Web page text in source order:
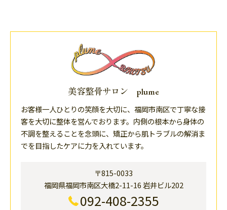
美容整骨サロン plume
お客様一人ひとりの笑顔を大切に、福岡市南区で丁寧な接
客を大切に整体を営んでおります。内側の根本から身体の
不調を整えることを念頭に、矯正から肌トラブルの解消ま
でを目指したケアに力を入れています。
〒815-0033
福岡県福岡市南区大橋2-11-16 岩井ビル202
092-408-2355